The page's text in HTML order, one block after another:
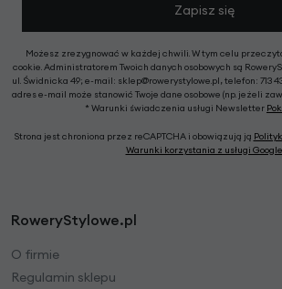
Zapisz się
Możesz zrezygnować w każdej chwili. W tym celu
cookie. Administratorem Twoich danych osobowych są
ul. Świdnicka 49; e-mail: sklep@rowerystylowe.pl, telefon: 713
adres e-mail może stanowić Twoje dane osobowe (np. jeżeli
* Warunki świadczenia usługi Newsletter
Strona jest chroniona przez reCAPTCHA i obowiązują ją
Warunki korzystania z usługi Google
RoweryStylowe.pl
O firmie
Regulamin sklepu